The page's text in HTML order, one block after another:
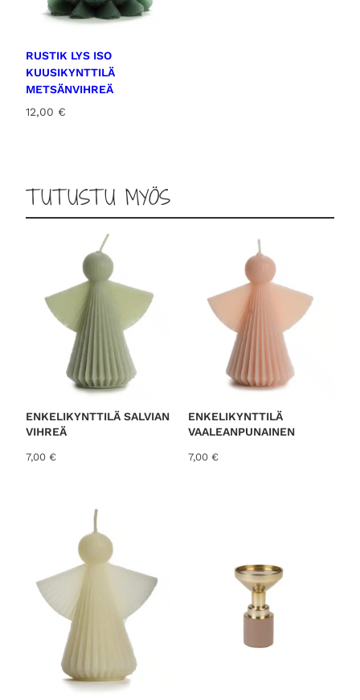
RUSTIK LYS ISO
KUUSIKYNTTILÄ
METSÄNVIHREÄ
12,00 €
TUTUSTU MYÖS
ENKELIKYNTTILÄ SALVIAN
VIHREÄ
7,00 €
ENKELIKYNTTILÄ
VAALEANPUNAINEN
7,00 €